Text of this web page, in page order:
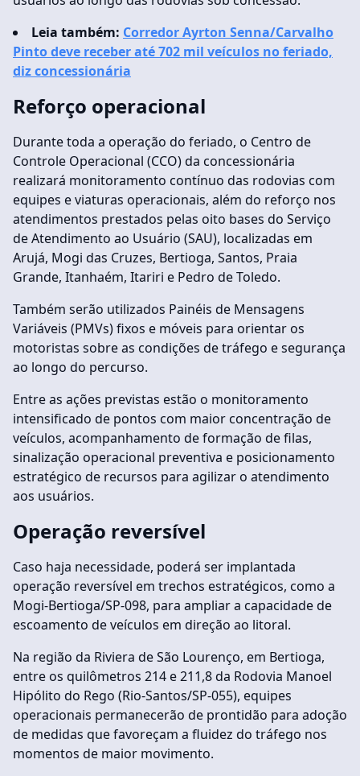
Leia também: Corredor Ayrton Senna/Carvalho
Pinto deve receber até 702 mil veículos no feriado,
diz concessionária
Reforço operacional
Durante toda a operação do feriado, o Centro de
Controle Operacional (CCO) da concessionária
realizará monitoramento contínuo das rodovias com
equipes e viaturas operacionais, além do reforço nos
atendimentos prestados pelas oito bases do Serviço
de Atendimento ao Usuário (SAU), localizadas em
Arujá, Mogi das Cruzes, Bertioga, Santos, Praia
Grande, Itanhaém, Itariri e Pedro de Toledo.
Também serão utilizados Painéis de Mensagens
Variáveis (PMVs) fixos e móveis para orientar os
motoristas sobre as condições de tráfego e segurança
ao longo do percurso.
Entre as ações previstas estão o monitoramento
intensificado de pontos com maior concentração de
veículos, acompanhamento de formação de filas,
sinalização operacional preventiva e posicionamento
estratégico de recursos para agilizar o atendimento
aos usuários.
Operação reversível
Caso haja necessidade, poderá ser implantada
operação reversível em trechos estratégicos, como a
Mogi-Bertioga/SP-098, para ampliar a capacidade de
escoamento de veículos em direção ao litoral.
Na região da Riviera de São Lourenço, em Bertioga,
entre os quilômetros 214 e 211,8 da Rodovia Manoel
Hipólito do Rego (Rio-Santos/SP-055), equipes
operacionais permanecerão de prontidão para adoção
de medidas que favoreçam a fluidez do tráfego nos
momentos de maior movimento.